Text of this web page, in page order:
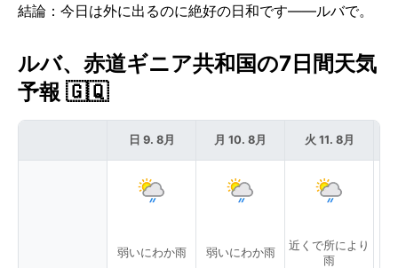
結論：今日は外に出るのに絶好の日和です——ルバで。
ルバ、赤道ギニア共和国の7日間天気
予報 🇬🇶
日 9. 8月
弱いにわか雨
月 10. 8月
弱いにわか雨
火 11. 8月
近くで所により
雨